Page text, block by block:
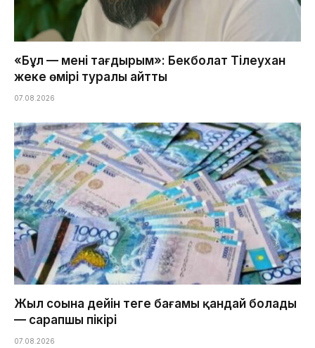
«Бұл — менің тағдырым»: Бекболат Тілеухан
жеке өмірі туралы айтты
07.08.2026
Жыл соңына дейін теңге бағамы қандай болады
— сарапшы пікірі
07.08.2026